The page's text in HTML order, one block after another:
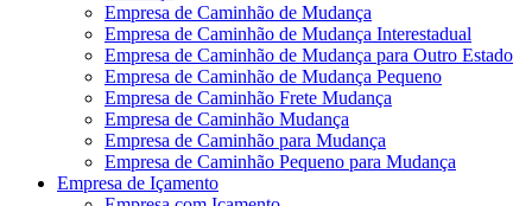
Empresa de Caminhão de Mudança
Empresa de Caminhão de Mudança Interestadual
Empresa de Caminhão de Mudança para Outro Estado
Empresa de Caminhão de Mudança Pequeno
Empresa de Caminhão Frete Mudança
Empresa de Caminhão Mudança
Empresa de Caminhão para Mudança
Empresa de Caminhão Pequeno para Mudança
Empresa de Içamento